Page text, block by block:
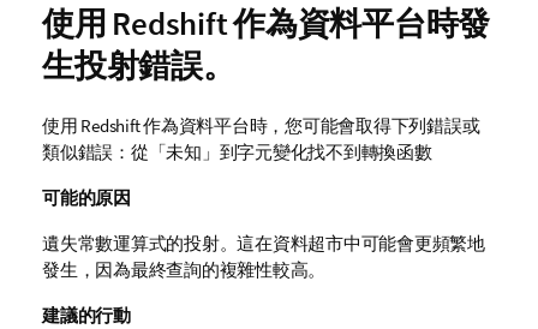
使用 Redshift 作為資料平台時發
生投射錯誤。
使用 Redshift 作為資料平台時，您可能會取得下列錯誤或
類似錯誤： 從「未知」到字元變化找不到轉換函數
可能的原因
遺失常數運算式的投射。這在資料超市中可能會更頻繁地
發生，因為最終查詢的複雜性較高。
建議的行動